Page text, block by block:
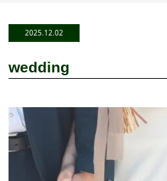
2025.12.02
wedding